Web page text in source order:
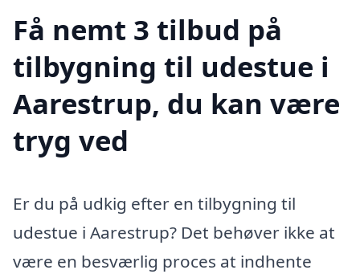
Få nemt 3 tilbud på
tilbygning til udestue i
Aarestrup, du kan være
tryg ved
Er du på udkig efter en tilbygning til
udestue i Aarestrup? Det behøver ikke at
være en besværlig proces at indhente